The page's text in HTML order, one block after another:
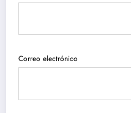
Correo electrónico